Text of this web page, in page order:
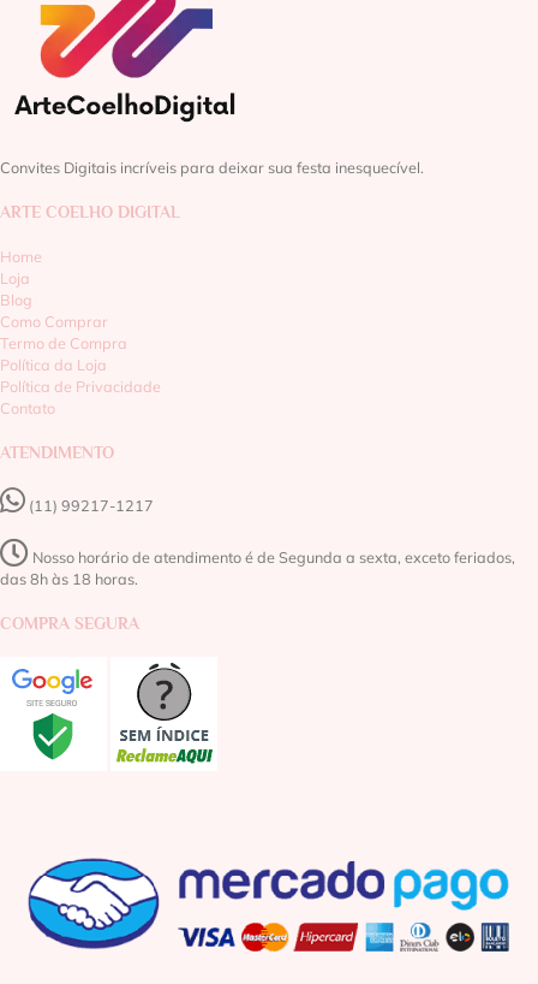
Convites Digitais incríveis para deixar sua festa inesquecível.
ARTE COELHO DIGITAL
Home
Loja
Blog
Como Comprar
Termo de Compra
Política da Loja
Política de Privacidade
Contato
ATENDIMENTO
(11) 99217-1217‬
Nosso horário de atendimento é de Segunda a sexta, exceto feriados,
das 8h às 18 horas.
COMPRA SEGURA